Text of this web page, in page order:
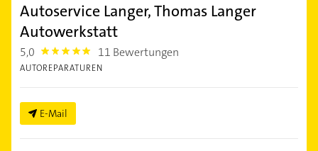
Autoservice Langer, Thomas Langer
Autowerkstatt
5,0 5.0 11 Bewertungen
AUTOREPARATUREN
E-Mail